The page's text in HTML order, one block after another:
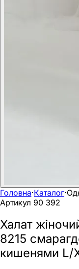
Головна·Каталог·
Артикул 90 392
Халат
8215
кишенями L/